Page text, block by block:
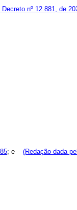
nº 12.881, de
; e (Redação dada